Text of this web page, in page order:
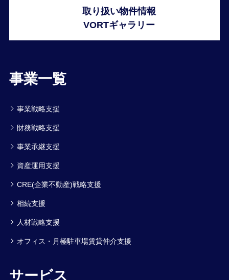
事業一覧
事業戦略支援
財務戦略支援
事業承継支援
資産運用支援
CRE(企業不動産)戦略支援
相続支援
人材戦略支援
オフィス・月極駐車場賃貸仲介支援
サービス
取り扱い物件情報
VORTギャラリー